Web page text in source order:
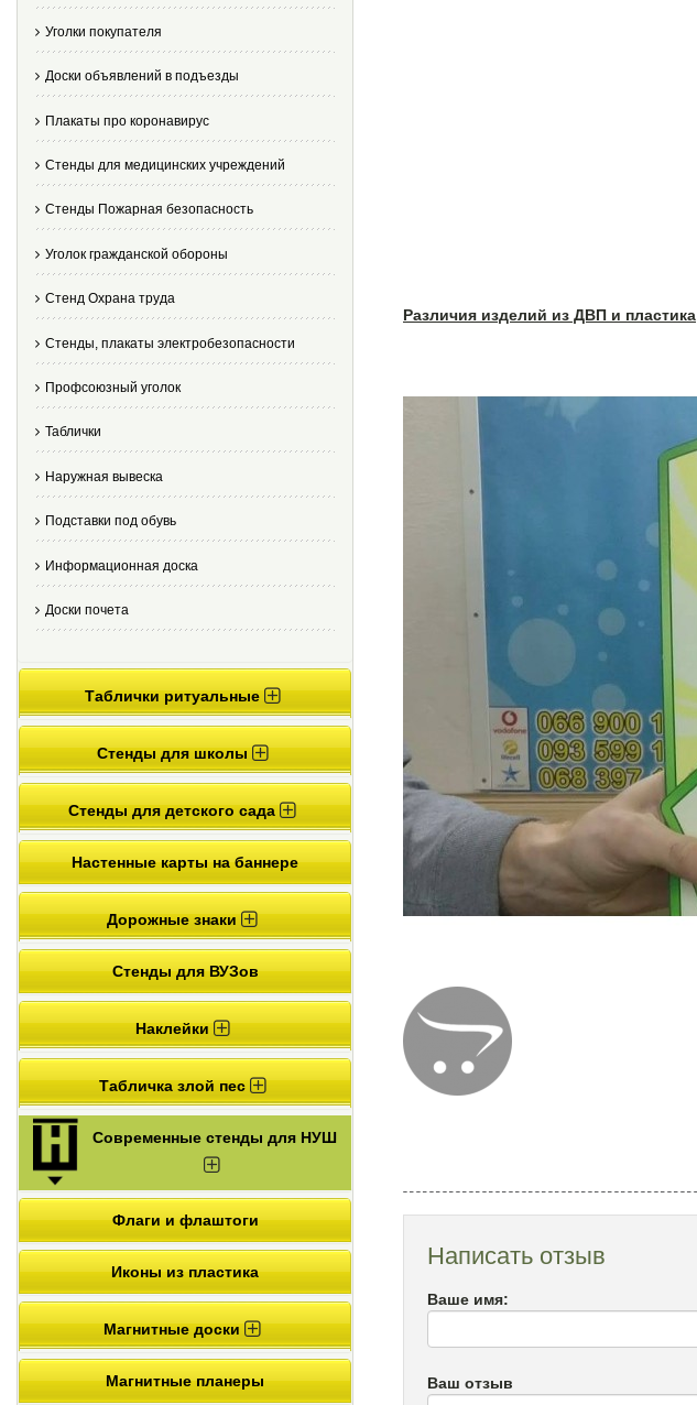
Уголки покупателя
Доски объявлений в подъезды
Плакаты про коронавирус
Стенды для медицинских учреждений
Стенды Пожарная безопасность
Уголок гражданской обороны
Стенд Охрана труда
Стенды, плакаты электробезопасности
Профсоюзный уголок
Таблички
Наружная вывеска
Подставки под обувь
Информационная доска
Доски почета
Таблички ритуальные
Стенды для школы
Стенды для детского сада
Настенные карты на баннере
Дорожные знаки
Стенды для ВУЗов
Наклейки
Табличка злой пес
Современные стенды для НУШ
Флаги и флаштоги
Иконы из пластика
Магнитные доски
Магнитные планеры
Различия изделий из ДВП и пластика
Написать отзыв
Ваше имя:
Ваш отзыв